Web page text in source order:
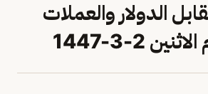
الدولار والعملات
2-3-1447